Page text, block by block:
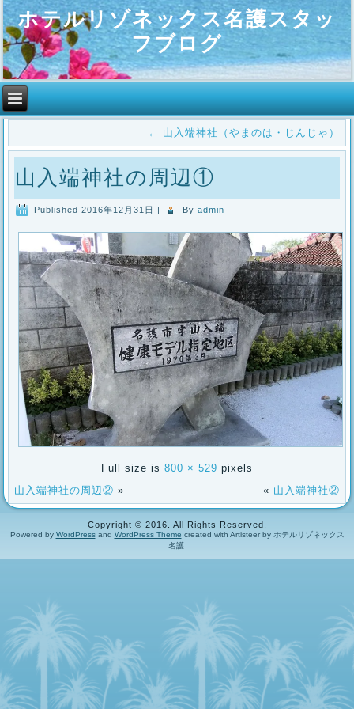
ホテルリゾネックス名護スタッ
フブログ
← 山入端神社（やまのは・じんじゃ）
山入端神社の周辺①
Published 2016年12月31日 By admin
Full size is 800 × 529 pixels
山入端神社の周辺② » « 山入端神社②
Copyright © 2016. All Rights Reserved.
Powered by WordPressand WordPress Theme created with Artisteer by ホテルリゾネックス
名護.